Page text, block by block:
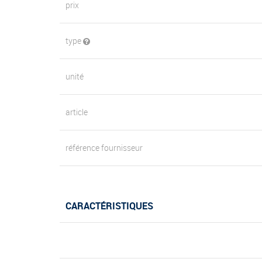
prix
type
unité
article
référence fournisseur
CARACTÉRISTIQUES